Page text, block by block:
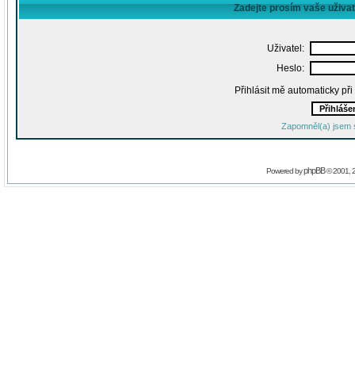
Zadejte prosím vaše
Uživatel:
Heslo:
Přihlásit mě automaticky
Zapomněl(a) jsem
Powered byphpBB© 2001,